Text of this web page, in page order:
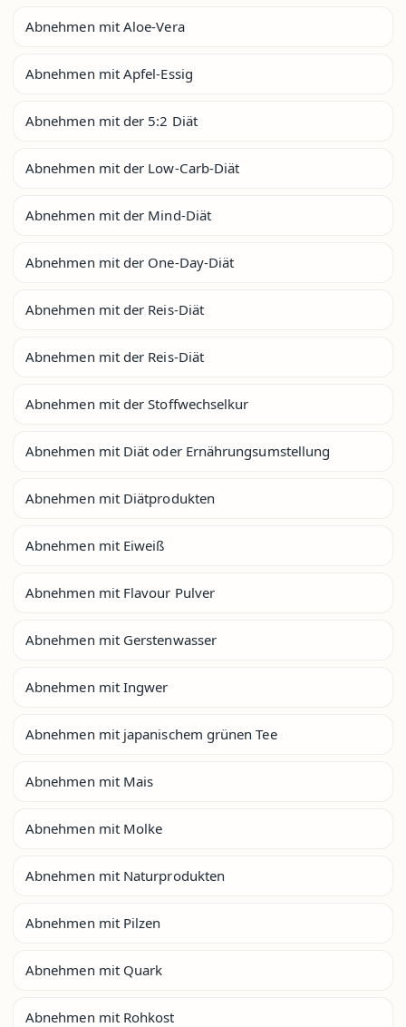
Abnehmen mit Aloe-Vera
Abnehmen mit Apfel-Essig
Abnehmen mit der 5:2 Diät
Abnehmen mit der Low-Carb-Diät
Abnehmen mit der Mind-Diät
Abnehmen mit der One-Day-Diät
Abnehmen mit der Reis-Diät
Abnehmen mit der Reis-Diät
Abnehmen mit der Stoffwechselkur
Abnehmen mit Diät oder Ernährungsumstellung
Abnehmen mit Diätprodukten
Abnehmen mit Eiweiß
Abnehmen mit Flavour Pulver
Abnehmen mit Gerstenwasser
Abnehmen mit Ingwer
Abnehmen mit japanischem grünen Tee
Abnehmen mit Mais
Abnehmen mit Molke
Abnehmen mit Naturprodukten
Abnehmen mit Pilzen
Abnehmen mit Quark
Abnehmen mit Rohkost